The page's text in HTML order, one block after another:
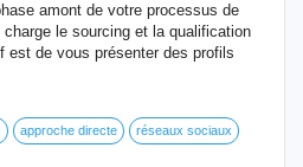
amont de votre processus de
le sourcing et la qualification
est de vous présenter des profils
approche directe réseaux sociaux